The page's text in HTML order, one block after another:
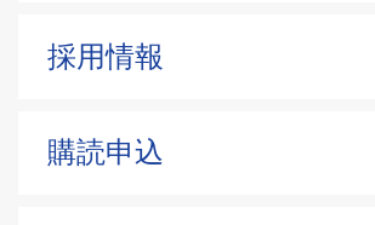
採用情報
購読申込